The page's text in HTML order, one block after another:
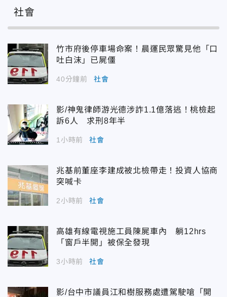
社會
竹市府後停車場命案！晨運民眾驚見他「口
吐白沫」已屍僵
40分鐘前 社會
影/神鬼律師游光德涉詐1.1億落逃！桃檢起
訴6人 求刑8年半
1小時前 社會
兆基前董座李建成被北檢帶走！投資人協商
突喊卡
2小時前 社會
高雄有線電視施工員陳屍車內 躺12hrs
「窗戶半開」被保全發現
3小時前 社會
影/台中市議員江和樹服務處遭駕駛嗆「開